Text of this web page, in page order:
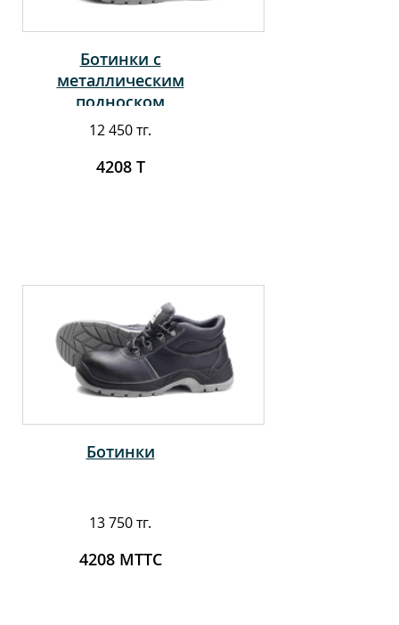
Ботинки с
металлическим
подноском
12 450 тг.
4208 Т
Ботинки
13 750 тг.
4208 МТТС